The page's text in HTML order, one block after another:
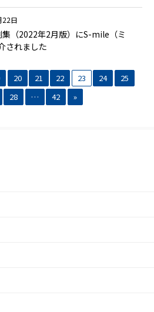
22日
（2022年2月版）にS-mile（ミ
されました
20 21 22 23 24
25
28 … 42 »